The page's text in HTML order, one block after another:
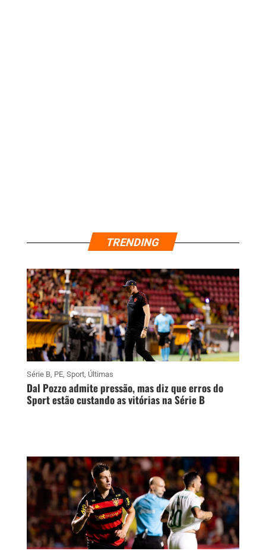
TRENDING
Série B, PE, Sport, Últimas
Dal Pozzo admite pressão, mas diz que erros do
Sport estão custando as vitórias na Série B